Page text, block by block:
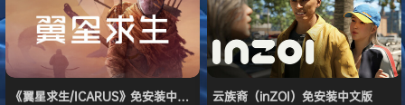
《翼星求生/ICARUS》免安装中文版 云族裔（inZOI）免安装中文版